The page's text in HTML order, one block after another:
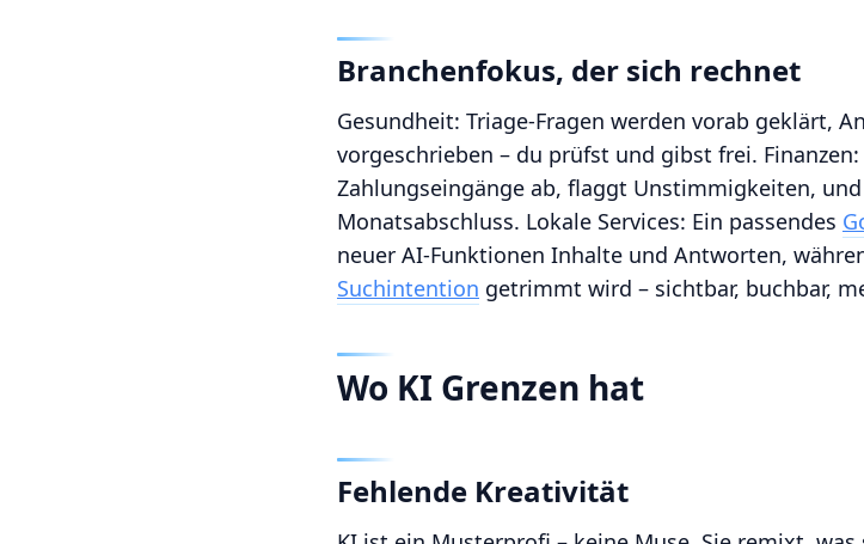
Branchenfokus, der sich rechnet
Gesundheit: Triage-Fragen werden vorab geklärt,
vorgeschrieben – du prüfst und gibst frei.
Zahlungseingänge ab, flaggt Unstimmigkeiten,
Monatsabschluss. Lokale Services: Ein passendes
neuer AI‑Funktionen Inhalte und Antworten,
Suchintention getrimmt wird – sichtbar, buchbar,
Wo KI Grenzen hat
Fehlende Kreativität